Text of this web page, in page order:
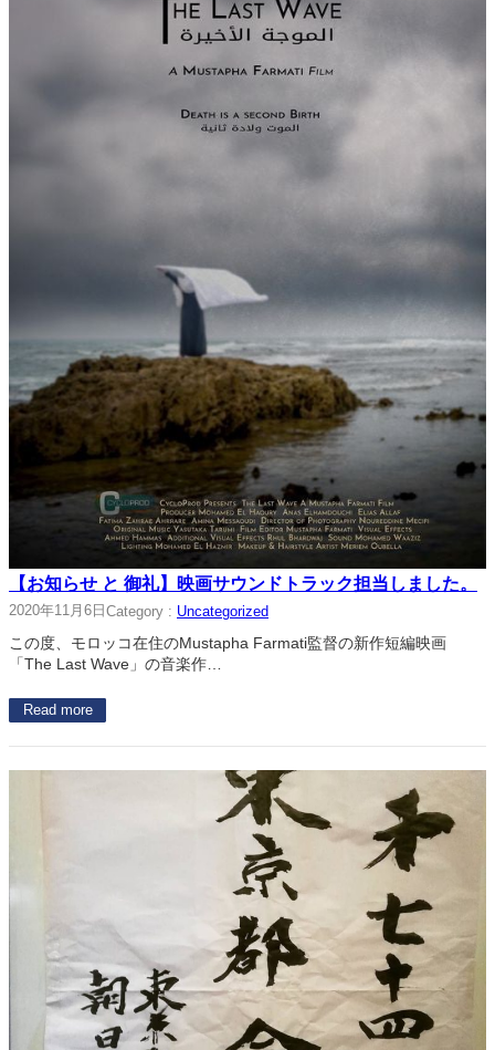
【お知らせ と 御礼】映画サウンドトラック担当しました。
2020年11月6日 Category : Uncategorized
この度、モロッコ在住のMustapha Farmati監督の新作短編映画
「The Last Wave」の音楽作…
Read more